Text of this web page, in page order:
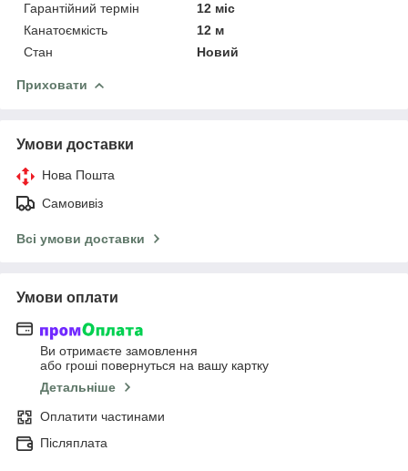
Гарантійний термін
12 міс
Канатоємкість
12 м
Стан
Новий
Приховати
Умови доставки
Нова Пошта
Самовивіз
Всі умови доставки
Умови оплати
Ви отримаєте замовлення
або гроші повернуться на вашу картку
Детальніше
Оплатити частинами
Післяплата